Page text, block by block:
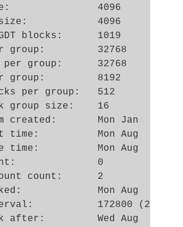
4096
size:            4096
GDT blocks:      1019
group:         32768
per group:      32768
group:         8192
per group:   512
group size:    16
created:       Mon Jan  6
time:          Mon Aug  6
time:          Mon Aug  6
0
mount count:      2
Mon Aug  6
172800 (2
after:         Wed Aug  8